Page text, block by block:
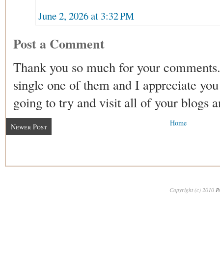
June 2, 2026 at 3:32 PM
Post a Comment
Thank you so much for your
single one of them and I appreciate
going to try and visit all of your blogs
Newer Post Home
Copyright (c) 2010